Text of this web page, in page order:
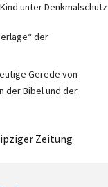
unter Denkmalschutz
der
Gerede von
der Bibel und der
Zeitung